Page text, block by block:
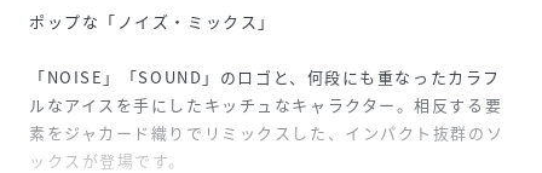
ポップな「ノイズ・ミックス」
「NOISE」「SOUND」のロゴと、何段にも重なったカラフ
ルなアイスを手にしたキッチュなキャラクター。相反する要
素をジャカード織りでリミックスした、インパクト抜群のソ
ックスが登場です。